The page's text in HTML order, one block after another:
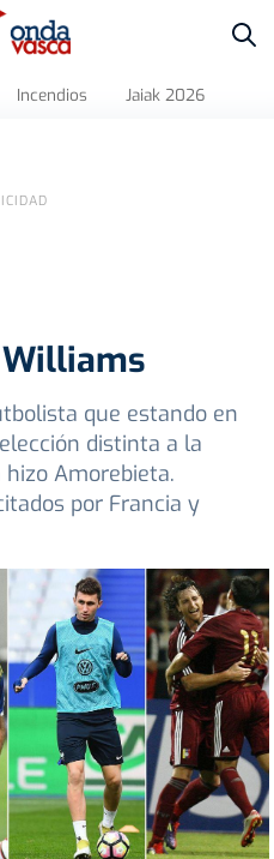
Incendios Jaiak 2026
que estando en
distinta a la
Amorebieta.
por Francia y